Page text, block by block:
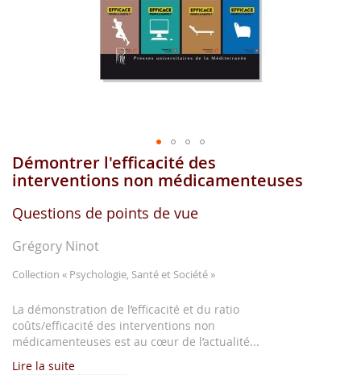
Aller
au
de
la
gallerie
d'image
Démontrer l'efficacité des
interventions non médicamenteuses
Questions de points de vue
Grégory Ninot
Collection « Psychologie, Santé et Société »
La démonstration de l’efficacité et du ratio
coûts/efficacité des interventions non
médicamenteuses est au cœur de l’actualité...
Lire la suite